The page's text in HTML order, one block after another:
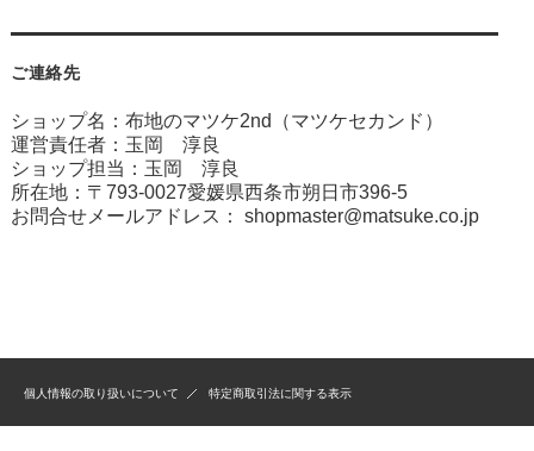
ご連絡先
ショップ名：布地のマツケ2nd（マツケセカンド）
運営責任者：玉岡 淳良
ショップ担当：玉岡 淳良
所在地：〒793-0027愛媛県西条市朔日市396-5
お問合せメールアドレス： shopmaster@matsuke.co.jp
個人情報の取り扱いについて 特定商取引法に関する表示